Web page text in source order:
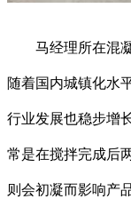
马经理所在混凝
随着国内城镇化水
行业发展也稳步增
常是在搅拌完成后
则会初凝而影响产